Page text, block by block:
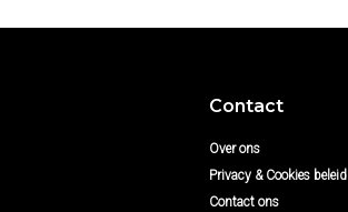
Contact
Over ons
Privacy & Cookies beleid
Contact ons